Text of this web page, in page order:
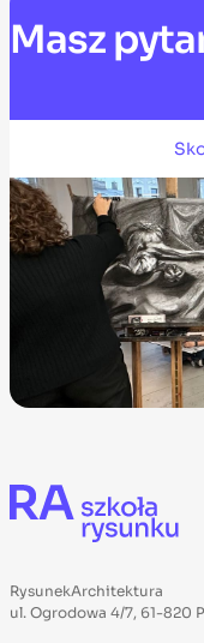
Masz
RysunekArchitektura
ul. Ogrodowa 4/7, 61-820